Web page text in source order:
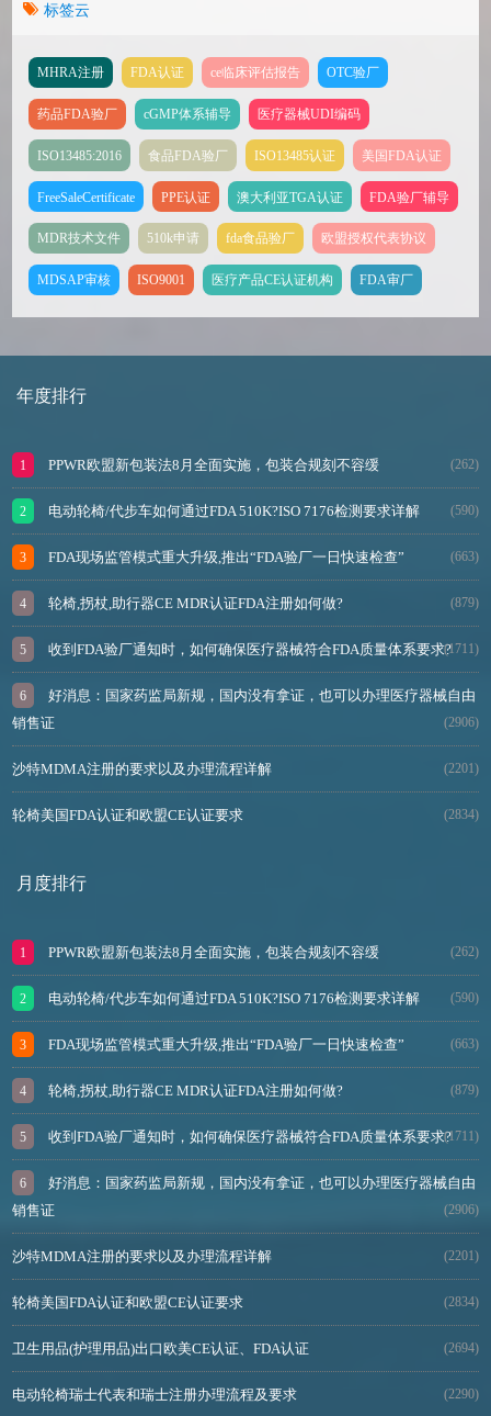
标签云
MHRA注册 FDA认证 ce临床评估报告 OTC验厂
药品FDA验厂 cGMP体系辅导 医疗器械UDI编码
ISO13485:2016 食品FDA验厂 ISO13485认证 美国FDA认证
FreeSaleCertificate PPE认证 澳大利亚TGA认证 FDA验厂辅导
MDR技术文件 510k申请 fda食品验厂 欧盟授权代表协议
MDSAP审核 ISO9001 医疗产品CE认证机构 FDA审厂
年度排行
PPWR欧盟新包装法8月全面实施，包装合规刻不容缓 (262)
电动轮椅/代步车如何通过FDA 510K?ISO 7176检测要求详解 (590)
FDA现场监管模式重大升级,推出“FDA验厂一日快速检查” (663)
轮椅,拐杖,助行器CE MDR认证FDA注册如何做? (879)
收到FDA验厂通知时，如何确保医疗器械符合FDA质量体系要求?(1711)
好消息：国家药监局新规，国内没有拿证，也可以办理医疗器械自由
销售证
(2906)
沙特MDMA注册的要求以及办理流程详解 (2201)
轮椅美国FDA认证和欧盟CE认证要求 (2834)
月度排行
PPWR欧盟新包装法8月全面实施，包装合规刻不容缓 (262)
电动轮椅/代步车如何通过FDA 510K?ISO 7176检测要求详解 (590)
FDA现场监管模式重大升级,推出“FDA验厂一日快速检查” (663)
轮椅,拐杖,助行器CE MDR认证FDA注册如何做? (879)
收到FDA验厂通知时，如何确保医疗器械符合FDA质量体系要求?(1711)
好消息：国家药监局新规，国内没有拿证，也可以办理医疗器械自由
销售证
(2906)
沙特MDMA注册的要求以及办理流程详解 (2201)
轮椅美国FDA认证和欧盟CE认证要求 (2834)
卫生用品(护理用品)出口欧美CE认证、FDA认证 (2694)
电动轮椅瑞士代表和瑞士注册办理流程及要求 (2290)